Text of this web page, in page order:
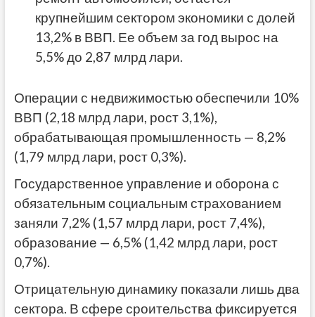
крупнейшим сектором экономики с долей
13,2% в ВВП. Ее объем за год вырос на
5,5% до 2,87 млрд лари.
Операции с недвижимостью обеспечили 10%
ВВП (2,18 млрд лари, рост 3,1%),
обрабатывающая промышленность — 8,2%
(1,79 млрд лари, рост 0,3%).
Государственное управление и оборона с
обязательным социальным страхованием
заняли 7,2% (1,57 млрд лари, рост 7,4%),
образование — 6,5% (1,42 млрд лари, рост
0,7%).
Отрицательную динамику показали лишь два
сектора. В сфере сроительства фиксируется